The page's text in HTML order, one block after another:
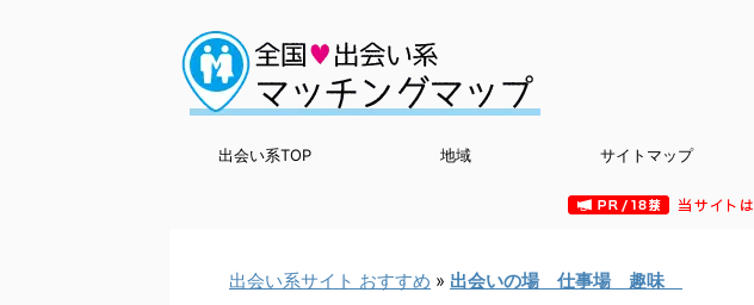
出会い系TOP 地域 サイトマップ
出会い系サイト おすすめ » 出会いの場 仕事場 趣味